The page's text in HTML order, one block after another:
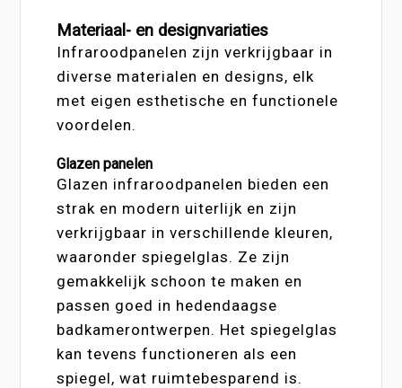
Materiaal- en designvariaties
Infraroodpanelen zijn verkrijgbaar in
diverse materialen en designs, elk
met eigen esthetische en functionele
voordelen.
Glazen panelen
Glazen infraroodpanelen bieden een
strak en modern uiterlijk en zijn
verkrijgbaar in verschillende kleuren,
waaronder spiegelglas. Ze zijn
gemakkelijk schoon te maken en
passen goed in hedendaagse
badkamerontwerpen. Het spiegelglas
kan tevens functioneren als een
spiegel, wat ruimtebesparend is.